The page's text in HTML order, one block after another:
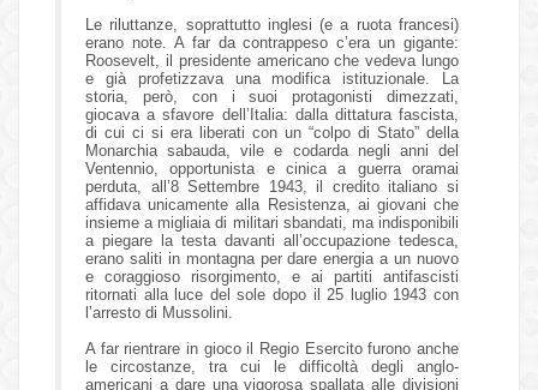
Le riluttanze, soprattutto inglesi (e a ruota francesi)
erano note. A far da contrappeso c’era un gigante:
Roosevelt, il presidente americano che vedeva lungo
e già profetizzava una modifica istituzionale. La
storia, però, con i suoi protagonisti dimezzati,
giocava a sfavore dell’Italia: dalla dittatura fascista,
di cui ci si era liberati con un “colpo di Stato” della
Monarchia sabauda, vile e codarda negli anni del
Ventennio, opportunista e cinica a guerra oramai
perduta, all’8 Settembre 1943, il credito italiano si
affidava unicamente alla Resistenza, ai giovani che
insieme a migliaia di militari sbandati, ma indisponibili
a piegare la testa davanti all’occupazione tedesca,
erano saliti in montagna per dare energia a un nuovo
e coraggioso risorgimento, e ai partiti antifascisti
ritornati alla luce del sole dopo il 25 luglio 1943 con
l’arresto di Mussolini.
A far rientrare in gioco il Regio Esercito furono anche
le circostanze, tra cui le difficoltà degli anglo-
americani a dare una vigorosa spallata alle divisioni